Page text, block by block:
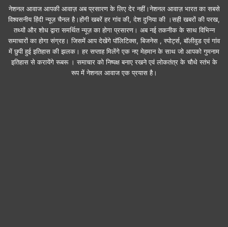
नेशनल आवाज आपकी आवाज़ अब प्रसारण के लिए देर नहीं।नेशनल आवाज़ भारत का सबसे
विश्वसनीय हिंदी न्यूज़ चैनल है।होंगी खबरें हर गांव की, देश दुनिया की ।सही खबरों की परख,
तथ्यों और शोध द्वारा समर्थित न्यूज़ का होगा प्रसारण। अब नई तकनीक के साथ विभिन्न
समाचारों का होगा संग्रह। जिसमें आप देखेंगे पॉलिटिक्स, बिजनेस , स्पोर्ट्स, बॉलीवुड एवं गांव
में छुपी हुई इतिहास की झलक। हर सप्ताह मिलेंगे एक नए मेहमान के साथ जो आपको गुमनाम
इतिहास से करायेंगे रूबरू । समाचार को निष्पक्ष बनाए रखने एवं लोकतंत्र के चौथे स्तंभ के
रूप में नेशनल आवाज एक प्रयास है।